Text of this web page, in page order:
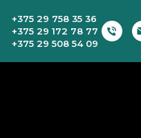
+375 29 758 35 36
+375 29 172 78 77
+375 29 508 54 09